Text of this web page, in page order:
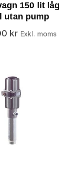
150 lit låg
utan pump
kr Exkl. moms